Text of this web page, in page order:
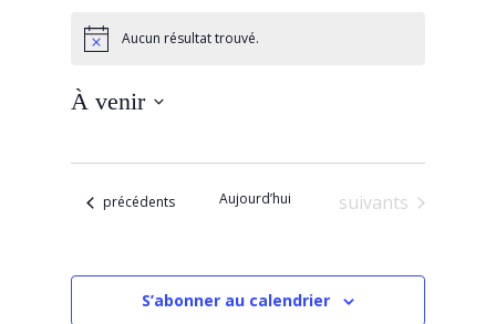
NoticeAucun résultat trouvé.
À venir
Évènements
précédents Aujourd’hui Évènements
suivants
S’abonner au calendrier